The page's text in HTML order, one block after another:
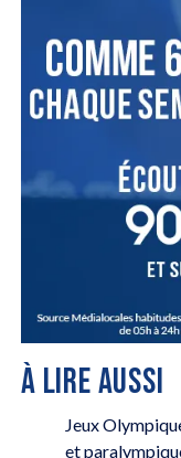
À LIRE AUSSI
Jeux
et